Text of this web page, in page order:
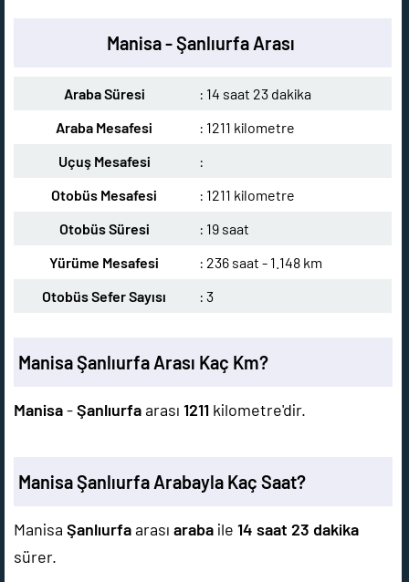
Manisa - Şanlıurfa Arası
Araba Süresi
: 14 saat 23 dakika
Araba Mesafesi
: 1211 kilometre
Uçuş Mesafesi
:
Otobüs Mesafesi
: 1211 kilometre
Otobüs Süresi
: 19 saat
Yürüme Mesafesi
: 236 saat - 1.148 km
Otobüs Sefer Sayısı
: 3
Manisa Şanlıurfa Arası Kaç Km?
Manisa-Şanlıurfaarası 1211 kilometre'dir.
Manisa Şanlıurfa Arabayla Kaç Saat?
Manisa Şanlıurfaarası araba ile 14 saat 23 dakika
sürer.